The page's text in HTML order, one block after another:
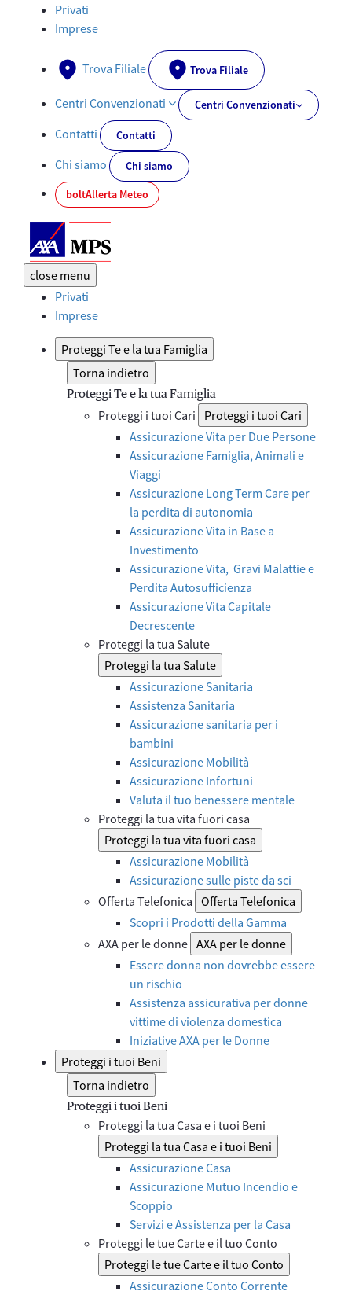
Assicurazione Vita, perdita autosufficienza e gravi malattie | AXA
Privati
Imprese
Trova Filiale Trova Filiale
Centri Convenzionati Centri Convenzionati
Contatti Contatti
Chi siamo
Chi siamo
boltAllerta Meteo
close menu
Privati
Imprese
Proteggi Te e la tua Famiglia
Torna indietro
Proteggi Te e la tua Famiglia
Proteggi i tuoi Cari
Proteggi i tuoi Cari
Assicurazione Vita per Due Persone
Assicurazione Famiglia, Animali e
Viaggi
Assicurazione Long Term Care per
la perdita di autonomia
Assicurazione Vita in Base a
Investimento
Assicurazione Vita, Gravi Malattie e
Perdita Autosufficienza
Assicurazione Vita Capitale
Decrescente
Proteggi la tua Salute
Proteggi la tua Salute
Assicurazione Sanitaria
Assistenza Sanitaria
Assicurazione sanitaria per i
bambini
Assicurazione Mobilità
Assicurazione Infortuni
Valuta il tuo benessere mentale
Proteggi la tua vita fuori casa
Proteggi la tua vita fuori casa
Assicurazione Mobilità
Assicurazione sulle piste da sci
Offerta Telefonica Offerta Telefonica
Scopri i Prodotti della Gamma
AXA per le donne AXA per le donne
Essere donna non dovrebbe essere
un rischio
Assistenza assicurativa per donne
vittime di violenza domestica
Iniziative AXA per le Donne
Proteggi i tuoi Beni
Torna indietro
Proteggi i tuoi Beni
Proteggi la tua Casa e i tuoi Beni
Proteggi la tua Casa e i tuoi Beni
Assicurazione Casa
Assicurazione Mutuo Incendio e
Scoppio
Servizi e Assistenza per la Casa
Proteggi le tue Carte e il tuo Conto
Proteggi le tue Carte e il tuo Conto
Assicurazione Conto Corrente